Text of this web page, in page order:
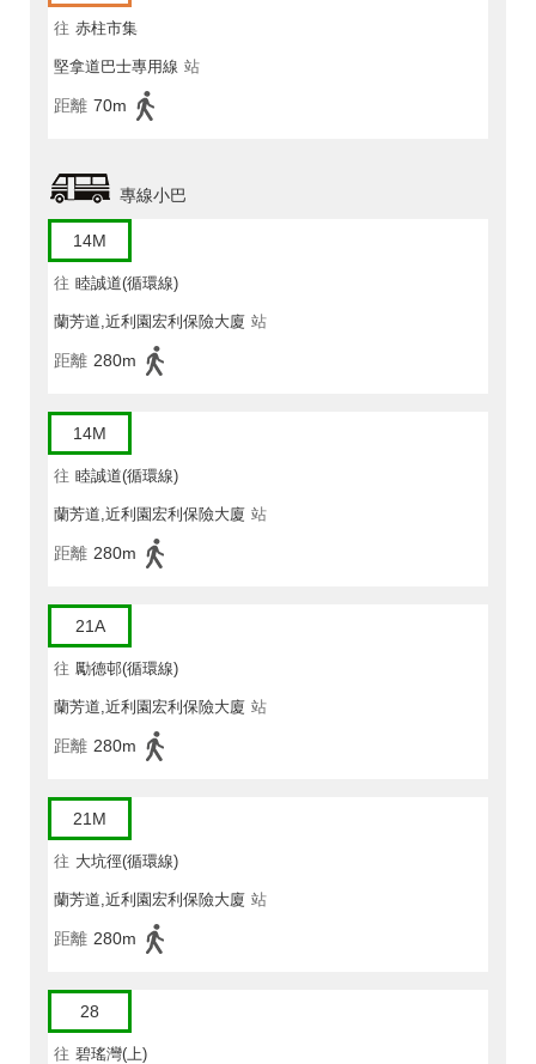
往 赤柱市集
堅拿道巴士專用線 站
距離 70m
專線小巴
14M
往 睦誠道(循環線)
蘭芳道,近利園宏利保險大廈 站
距離 280m
14M
往 睦誠道(循環線)
蘭芳道,近利園宏利保險大廈 站
距離 280m
21A
往 勵德邨(循環線)
蘭芳道,近利園宏利保險大廈 站
距離 280m
21M
往 大坑徑(循環線)
蘭芳道,近利園宏利保險大廈 站
距離 280m
28
往 碧瑤灣(上)